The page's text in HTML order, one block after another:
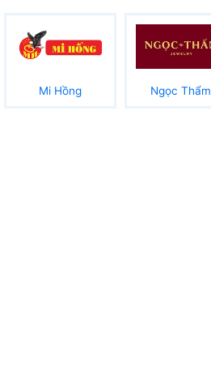
Mi Hồng Ngọc Thẩm